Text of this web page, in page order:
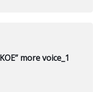
more voice_1